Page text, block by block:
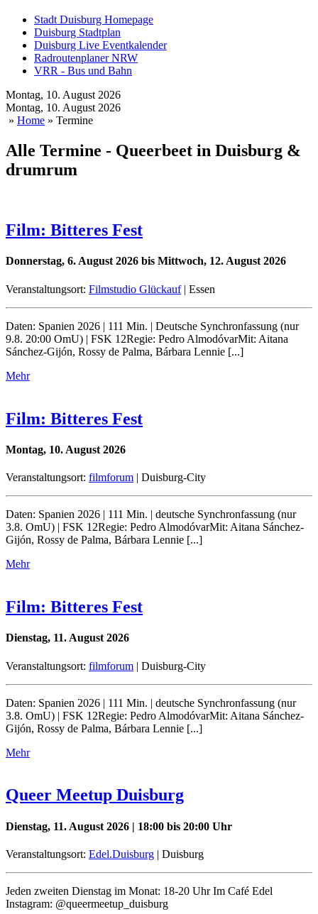
Stadt Duisburg Homepage
Duisburg Stadtplan
Duisburg Live Eventkalender
Radroutenplaner NRW
VRR - Bus und Bahn
Montag, 10. August 2026
Montag, 10. August 2026
» Home » Termine
Alle Termine - Queerbeet in Duisburg &
drumrum
Film: Bitteres Fest
Donnerstag, 6. August 2026 bis Mittwoch, 12. August 2026
Veranstaltungsort: Filmstudio Glückauf| Essen
Daten: Spanien 2026 | 111 Min. | Deutsche Synchronfassung (nur
9.8. 20:00 OmU) | FSK 12Regie: Pedro AlmodóvarMit: Aitana
Sánchez-Gijón, Rossy de Palma, Bárbara Lennie [...]
Mehr
Film: Bitteres Fest
Montag, 10. August 2026
Veranstaltungsort: filmforum | Duisburg-City
Daten: Spanien 2026 | 111 Min. | deutsche Synchronfassung (nur
3.8. OmU) | FSK 12Regie: Pedro AlmodóvarMit: Aitana Sánchez-
Gijón, Rossy de Palma, Bárbara Lennie [...]
Mehr
Film: Bitteres Fest
Dienstag, 11. August 2026
Veranstaltungsort: filmforum | Duisburg-City
Daten: Spanien 2026 | 111 Min. | deutsche Synchronfassung (nur
3.8. OmU) | FSK 12Regie: Pedro AlmodóvarMit: Aitana Sánchez-
Gijón, Rossy de Palma, Bárbara Lennie [...]
Mehr
Queer Meetup Duisburg
Dienstag, 11. August 2026 | 18:00 bis 20:00 Uhr
Veranstaltungsort: Edel.Duisburg | Duisburg
Jeden zweiten Dienstag im Monat: 18-20 Uhr Im Café Edel
Instagram: @queermeetup_duisburg